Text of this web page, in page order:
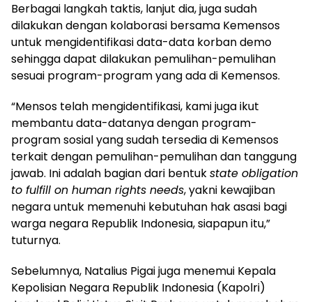
Berbagai langkah taktis, lanjut dia, juga sudah
dilakukan dengan kolaborasi bersama Kemensos
untuk mengidentifikasi data-data korban demo
sehingga dapat dilakukan pemulihan-pemulihan
sesuai program-program yang ada di Kemensos.
“Mensos telah mengidentifikasi, kami juga ikut
membantu data-datanya dengan program-
program sosial yang sudah tersedia di Kemensos
terkait dengan pemulihan-pemulihan dan tanggung
jawab. Ini adalah bagian dari bentukstate obligation
to fulfill on human rights needs, yakni kewajiban
negara untuk memenuhi kebutuhan hak asasi bagi
warga negara Republik Indonesia, siapapun itu,”
tuturnya.
Sebelumnya, Natalius Pigai juga menemui Kepala
Kepolisian Negara Republik Indonesia (Kapolri)